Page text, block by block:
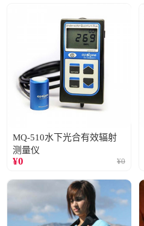
MQ-510水下光合有效辐射
测量仪
¥0 ¥0